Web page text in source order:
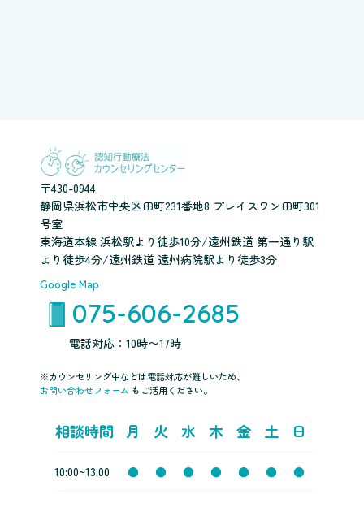
〒430-0944
静岡県浜松市中央区田町231番地8 プレイスワン田町301
号室
東海道本線 浜松駅より徒歩10分/遠州鉄道 第一通り駅
より徒歩4分/遠州鉄道 遠州病院駅より徒歩3分
Google Map
075-606-2685
電話対応：10時〜17時
※カウンセリング中などは電話対応が難しいため、
お問い合わせフォーム もご活用ください。
相談時間 月 火 水 木 金 土 日
10:00~13:00 ● ● ● ● ● ● ●